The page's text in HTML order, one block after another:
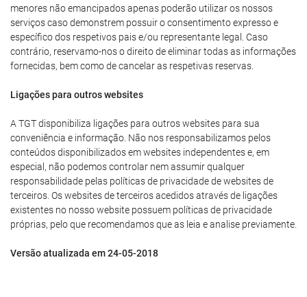
menores não emancipados apenas poderão utilizar os nossos
serviços caso demonstrem possuir o consentimento expresso e
específico dos respetivos pais e/ou representante legal. Caso
contrário, reservamo-nos o direito de eliminar todas as informações
fornecidas, bem como de cancelar as respetivas reservas.
Ligações para outros websites
A TGT disponibiliza ligações para outros websites para sua
conveniência e informação. Não nos responsabilizamos pelos
conteúdos disponibilizados em websites independentes e, em
especial, não podemos controlar nem assumir qualquer
responsabilidade pelas políticas de privacidade de websites de
terceiros. Os websites de terceiros acedidos através de ligações
existentes no nosso website possuem políticas de privacidade
próprias, pelo que recomendamos que as leia e analise previamente.
Versão atualizada em 24-05-2018